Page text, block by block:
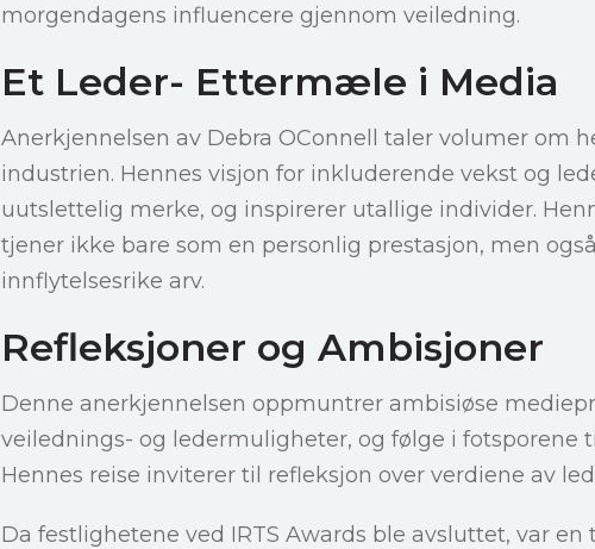
morgendagens influencere gjennom veiledning.
Et Leder- Ettermæle i Media
Anerkjennelsen av Debra OConnell taler volumer om
industrien. Hennes visjon for inkluderende vekst og
uutslettelig merke, og inspirerer utallige individer.
tjener ikke bare som en personlig prestasjon, men
innflytelsesrike arv.
Refleksjoner og Ambisjoner
Denne anerkjennelsen oppmuntrer ambisiøse
veilednings- og ledermuligheter, og følge i fotsporene
Hennes reise inviterer til refleksjon over verdiene av
Da festlighetene ved IRTS Awards ble avsluttet, var en